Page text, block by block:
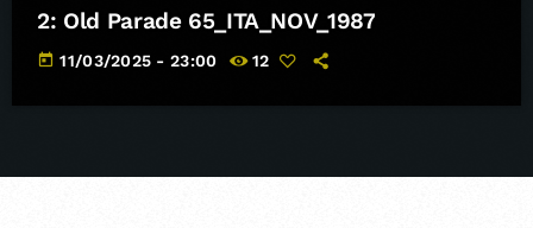
2: Old Parade 65_ITA_NOV_1987
today 11/03/2025 - 23:00 12